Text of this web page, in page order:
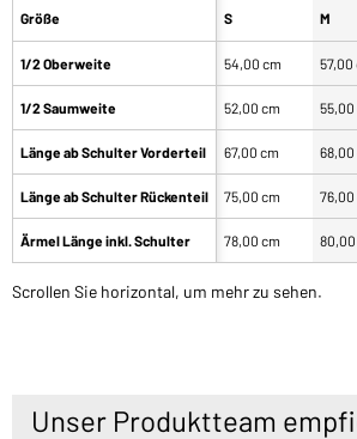
Größe
1/2 Oberweite
1/2 Saumweite
Länge ab Schulter Vorderteil
Länge ab Schulter Rückenteil
Ärmel Länge inkl. Schulter
S M
54,00 cm 57,00
52,00 cm 55,00
67,00 cm 68,00
75,00 cm 76,00
78,00 cm 80,00
Scrollen Sie horizontal, um mehr zu sehen.
Unser Produktteam